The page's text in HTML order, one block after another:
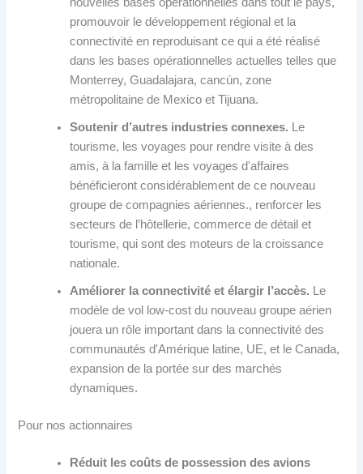
promouvoir le développement régional et la
connectivité en reproduisant ce qui a été réalisé
dans les bases opérationnelles actuelles telles que
Monterrey, Guadalajara, cancún, zone
métropolitaine de Mexico et Tijuana.
Soutenir d’autres industries connexes. Le
tourisme, les voyages pour rendre visite à des
amis, à la famille et les voyages d'affaires
bénéficieront considérablement de ce nouveau
groupe de compagnies aériennes., renforcer les
secteurs de l’hôtellerie, commerce de détail et
tourisme, qui sont des moteurs de la croissance
nationale.
Améliorer la connectivité et élargir l’accès. Le
modèle de vol low-cost du nouveau groupe aérien
jouera un rôle important dans la connectivité des
communautés d'Amérique latine, UE, et le Canada,
expansion de la portée sur des marchés
dynamiques.
Pour nos actionnaires
Réduit les coûts de possession des avions